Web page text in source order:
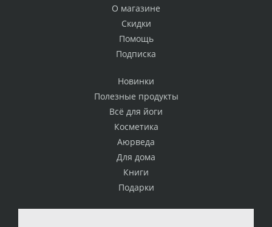
О магазине
Скидки
Помощь
Подписка
Новинки
Полезные продукты
Всё для йоги
Косметика
Аюрведа
Для дома
Книги
Подарки